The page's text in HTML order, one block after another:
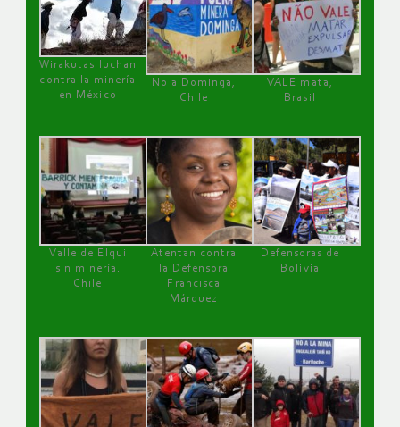
Wirakutas luchan
contra la minería
en México
No a Dominga,
Chile
VALE mata,
Brasil
Valle de Elqui
sin minería.
Chile
Atentan contra
la Defensora
Francisca
Márquez
Defensoras de
Bolivia